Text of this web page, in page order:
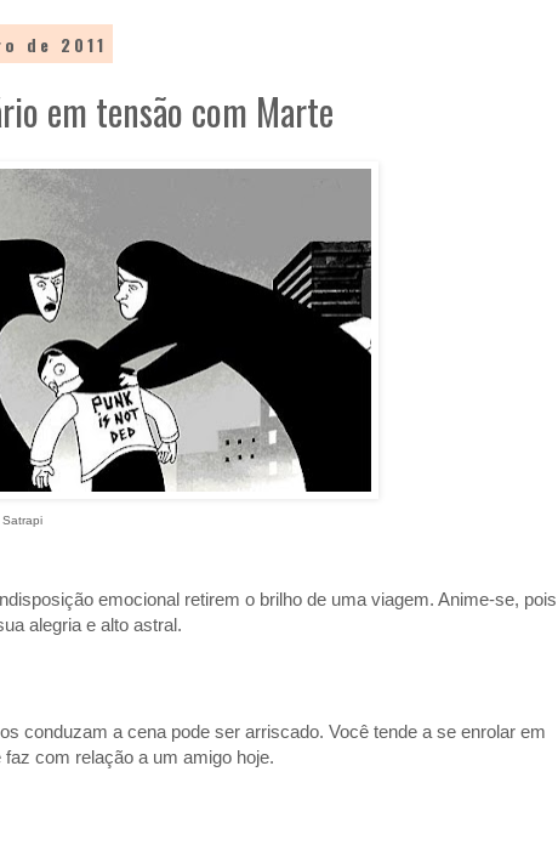
de 2011
em tensão com Marte
emocional retirem o brilho de uma viagem. Anime-se,
alegria e alto astral.
conduzam a cena pode ser arriscado. Você tende a se enrolar em
com relação a um amigo hoje.